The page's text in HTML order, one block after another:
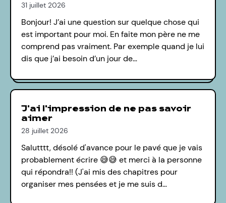
31 juillet 2026
Bonjour! J’ai une question sur quelque chose qui
est important pour moi. En faite mon père ne me
comprend pas vraiment. Par exemple quand je lui
dis que j’ai besoin d’un jour de…
J'ai l'impression de ne pas savoir
aimer
28 juillet 2026
Salutttt, désolé d'avance pour le pavé que je vais
probablement écrire 😅😅 et merci à la personne
qui répondra!! (J'ai mis des chapitres pour
organiser mes pensées et je me suis d…